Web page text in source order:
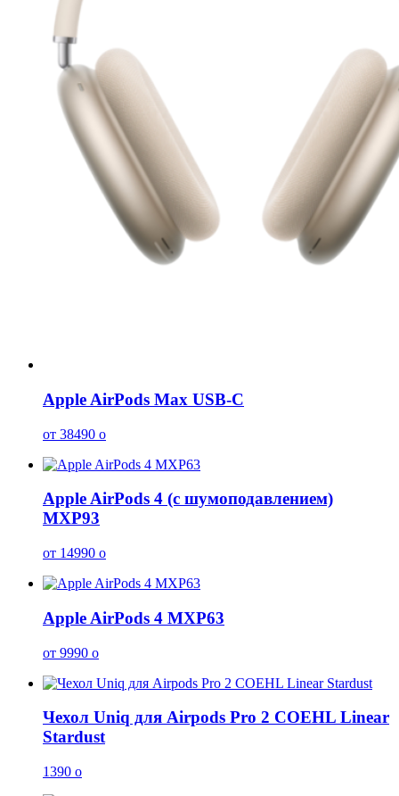
Apple AirPods Max USB-C
от 38490 o
Apple AirPods 4 (с шумоподавлением)
MXP93
от 14990 o
Apple AirPods 4 MXP63
от 9990 o
Чехол Uniq для Airpods Pro 2 COEHL Linear
Stardust
1390 o